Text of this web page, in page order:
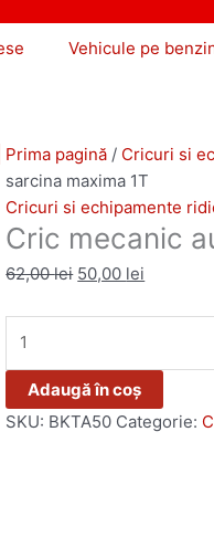
Vehicule pe
Prima pagină / Cricuri si
sarcina maxima 1T
Cricuri si echipamente
Cric mecanic
62,00lei 50,00 lei
Adaugă în coș
SKU: BKTA50 Categorie: